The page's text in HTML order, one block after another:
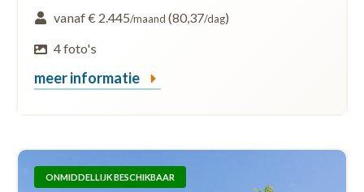
vanaf € 2.445/maand (80,37/dag)
4 foto's
meer informatie
ONMIDDELLIJK BESCHIKBAAR